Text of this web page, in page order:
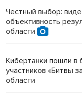
Честный выбор:
объективность
области
Кибертанки пошли в
участников «Битвы
области